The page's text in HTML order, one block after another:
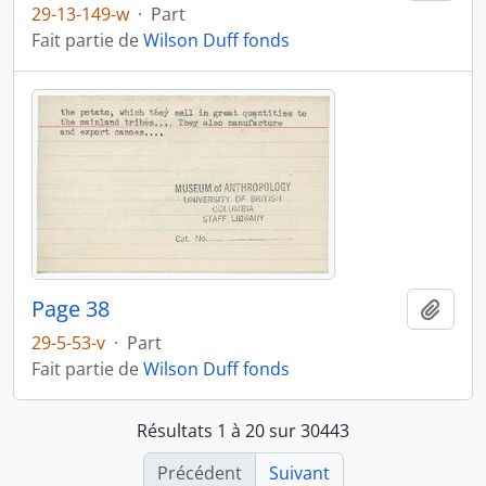
29-13-149-w · Part
Fait partie deWilson Duff fonds
Page 38
29-5-53-v · Part
Fait partie deWilson Duff fonds
Résultats 1 à 20 sur 30443
Précédent
Suivant